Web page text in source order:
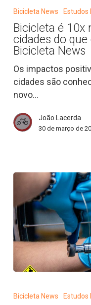
é
mais
benéfica
para
cidades
do
que
elétricos
Bicicleta News Estudos
Bicicleta é 10x
cidades do que
Bicicleta News
Os impactos
cidades são
novo…
João Lacerda
30 de março de
Bicicleta News Estudos